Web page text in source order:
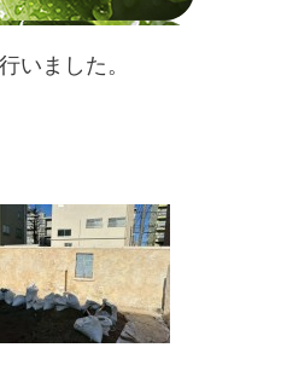
いました。